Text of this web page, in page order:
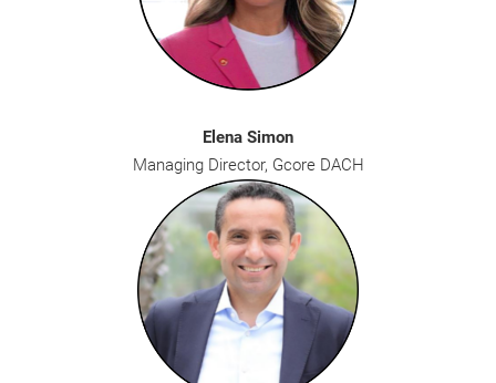
Elena Simon
Managing Director, Gcore DACH